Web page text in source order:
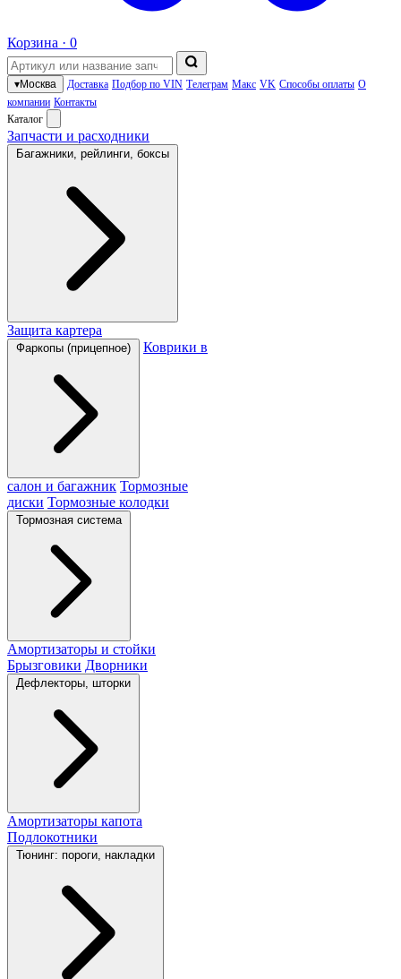
Корзина · 0
▾Москва Доставка Подбор по VIN Телеграм Макс VK Способы оплаты О
компании Контакты
Каталог
Запчасти и расходники
Багажники, рейлинги, боксы
Защита картера
Фаркопы (прицепное) Коврики в
салон и багажник Тормозные
диски Тормозные колодки
Тормозная система
Амортизаторы и стойки
Брызговики Дворники
Дефлекторы, шторки
Амортизаторы капота
Подлокотники
Тюнинг: пороги, накладки